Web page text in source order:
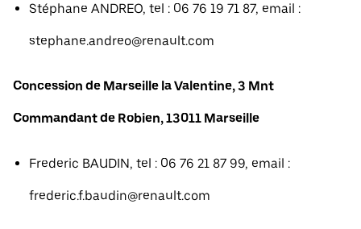
Stéphane ANDREO, tel : 06 76 19 71 87, email :
stephane.andreo@renault.com
Concession de Marseille la Valentine, 3 Mnt
Commandant de Robien, 13011 Marseille
Frederic BAUDIN, tel : 06 76 21 87 99, email :
frederic.f.baudin@renault.com